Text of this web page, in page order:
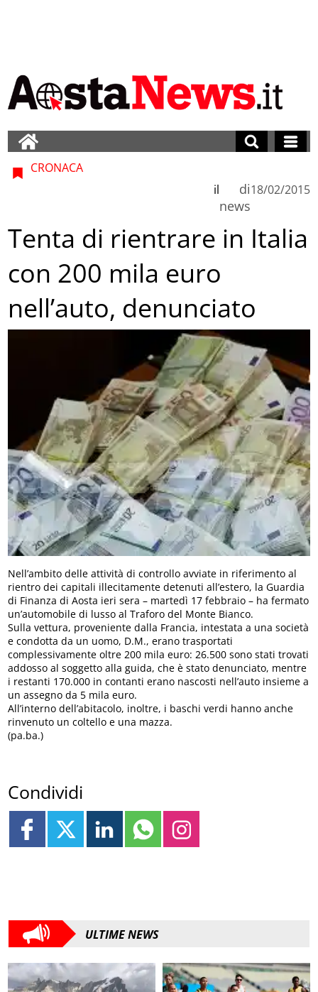
CRONACA
di
news
il 18/02/2015
Tenta di rientrare in Italia
con 200 mila euro
nell’auto, denunciato
Nell’ambito delle attività di controllo avviate in riferimento al
rientro dei capitali illecitamente detenuti all’estero, la Guardia
di Finanza di Aosta ieri sera – martedì 17 febbraio – ha fermato
un’automobile di lusso al Traforo del Monte Bianco.
Sulla vettura, proveniente dalla Francia, intestata a una società
e condotta da un uomo, D.M., erano trasportati
complessivamente oltre 200 mila euro: 26.500 sono stati trovati
addosso al soggetto alla guida, che è stato denunciato, mentre
i restanti 170.000 in contanti erano nascosti nell’auto insieme a
un assegno da 5 mila euro.
All’interno dell’abitacolo, inoltre, i baschi verdi hanno anche
rinvenuto un coltello e una mazza.
(pa.ba.)
Condividi
ULTIME NEWS